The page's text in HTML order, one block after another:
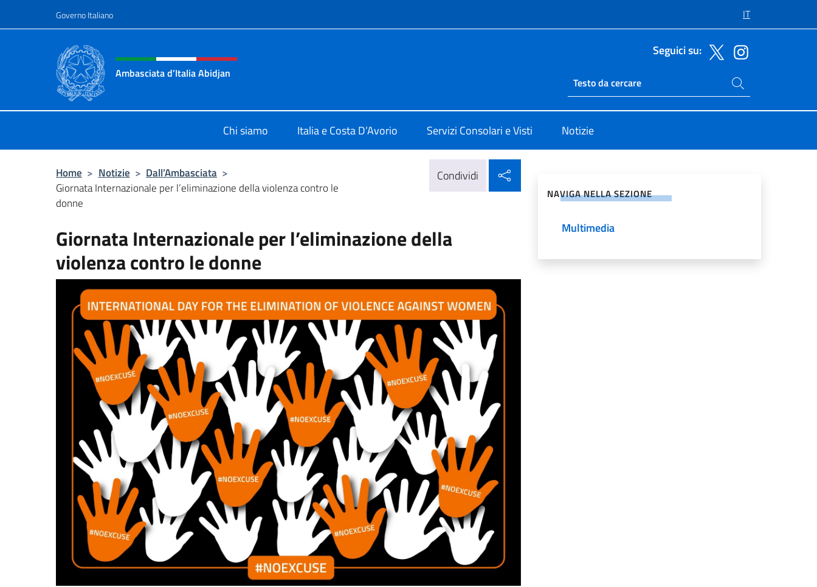
Governo Italiano IT
Intestazione sito, social e menù
Ambasciata d’Italia Abidjan
Seguici su:
Ricerca sito live
Cerca nel sito
Chi siamo Italia e Costa D’Avorio Servizi Consolari e Visti Notizie
Home > Notizie > Dall’Ambasciata >
Giornata Internazionale per l’eliminazione della violenza contro le
donne
Condividi
Giornata Internazionale per l’eliminazione della
violenza contro le donne
NAVIGA NELLA SEZIONE
Multimedia